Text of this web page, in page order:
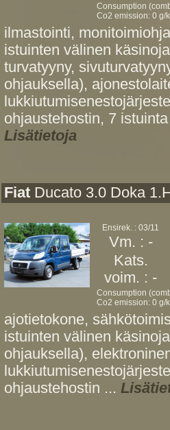
Consumption
Co2 emission: 0 g/
ilmastointi,
istuinten välinen
turvatyyny,
ohjauksella),
ohjaustehostin, 7
Lisätietoja
Fiat Ducato 3.0 Doka
Ensirek. : 03/11
Vm. : -
Kats.
voim. : -
Consumption
Co2 emission: 0 g/
ajotietokone,
istuinten välinen
ohjauksella),
ohjaustehostin ...